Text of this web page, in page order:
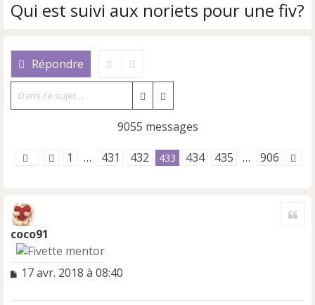
Qui est suivi aux noriets pour une fiv?
Répondre
Rechercher
9055 messages
1 … 431 432 433 434 435 … 906
coco91
M17 avr. 2018 à 08:40